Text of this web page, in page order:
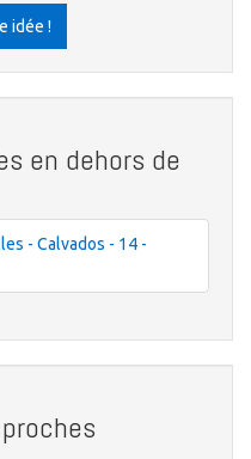
idée !
en dehors de
- Calvados - 14 -